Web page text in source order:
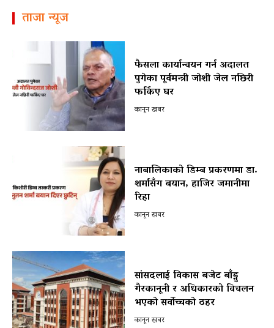
ताजा न्यूज
फैसला कार्यान्वयन गर्न अदालत
पुगेका पूर्वमन्त्री जोशी जेल नछिरी
फर्किए घर
कानून खबर
नाबालिकाको डिम्ब प्रकरणमा डा.
शर्मासँग बयान, हाजिर जमानीमा
रिहा
कानून खबर
सांसदलाई विकास बजेट बाँड्नु
गैरकानूनी र अधिकारको विचलन
भएको सर्वोच्चको ठहर
कानून खबर